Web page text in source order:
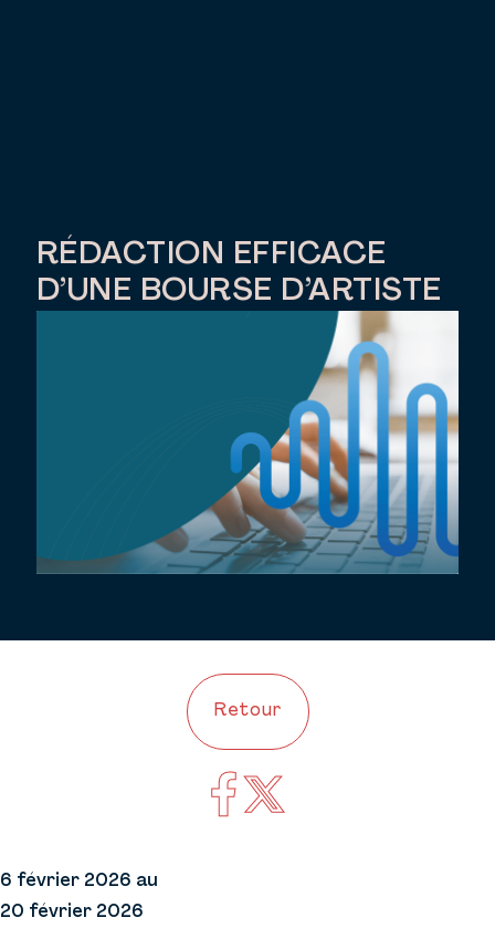
RÉDACTION EFFICACE
D’UNE BOURSE D’ARTISTE
Retour
6 février 2026 au
20 février 2026